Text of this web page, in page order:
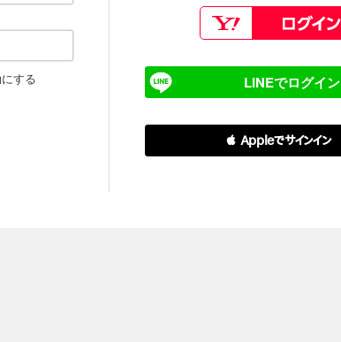
する LINEでログイン
 Appleでサインイン